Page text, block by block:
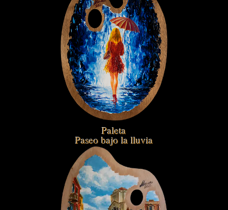
Paleta
Paseo bajo la lluvia